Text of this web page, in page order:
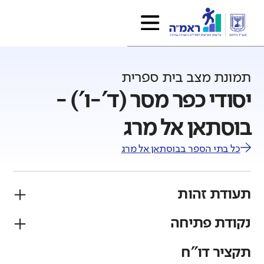
תמונת מצב בית ספרית
יסודי כפר מסר (ד'-ו') -
בוסתאן אל מרג
כל בתי הספר בבוסתאן אל מרג
תעודת זהות
פיקוח
נקודת פתיחה
תקציר דו"ח